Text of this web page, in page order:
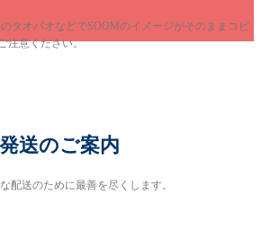
タオバオなどでSOOMのイメージがそのままコピ
注意ください。
発送のご案内
配送のために最善を尽くします。